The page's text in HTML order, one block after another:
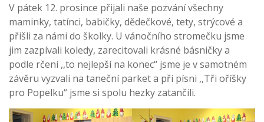
V pátek 12. prosince přijali naše pozvání všechny
maminky, tatínci, babičky, dědečkové, tety, strýcové a
přišli za námi do školky. U vánočního stromečku jsme
jim zazpívali koledy, zarecitovali krásné básničky a
podle rčení ,,to nejlepší na konec“ jsme je v samotném
závěru vyzvali na taneční parket a při písni ,,Tři oříšky
pro Popelku“ jsme si spolu hezky zatančili.